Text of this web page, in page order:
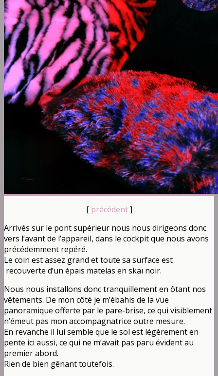
[ précédent]
Arrivés sur le pont supérieur nous nous dirigeons donc
vers l’avant de l’appareil, dans le cockpit que nous avons
précédemment repéré.
Le coin est assez grand et toute sa surface est
recouverte d’un épais matelas en skaï noir.
Nous nous installons donc tranquillement en ôtant nos
vêtements. De mon côté je m’ébahis de la vue
panoramique offerte par le pare-brise, ce qui visiblement
n’émeut pas mon accompagnatrice outre mesure.
En revanche il lui semble que le sol est légèrement en
pente ici aussi, ce qui ne m’avait pas paru évident au
premier abord.
Rien de bien gênant toutefois.